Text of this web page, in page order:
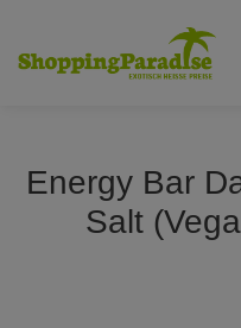
Energy Bar
Salt